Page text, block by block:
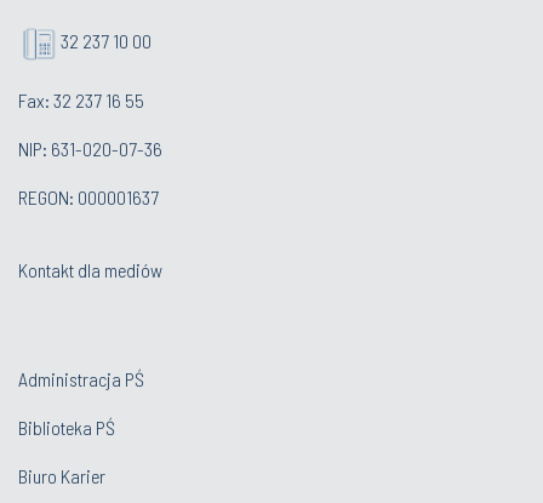
32 237 10 00
Fax: 32 237 16 55
NIP: 631-020-07-36
REGON: 000001637
Kontakt dla mediów
Administracja PŚ
Biblioteka PŚ
Biuro Karier